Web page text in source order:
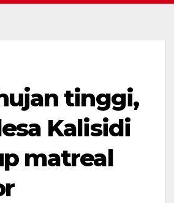
tinggi,
Kalisidi
matreal